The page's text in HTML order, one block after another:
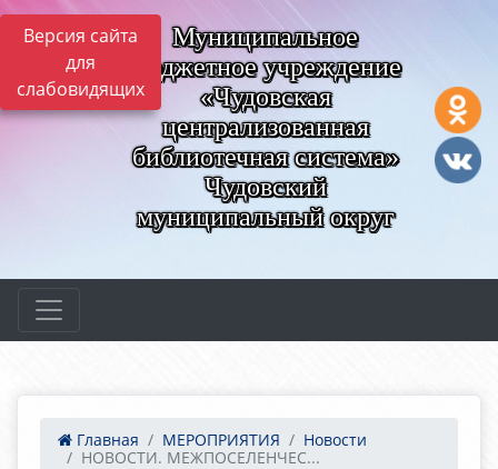
Версия сайта
для
слабовидящих
Муниципальное
бюджетное учреждение
«Чудовская
централизованная
библиотечная система»
Чудовский
муниципальный округ
Главная МЕРОПРИЯТИЯ
Новости
НОВОСТИ. МЕЖПОСЕЛЕНЧЕС...